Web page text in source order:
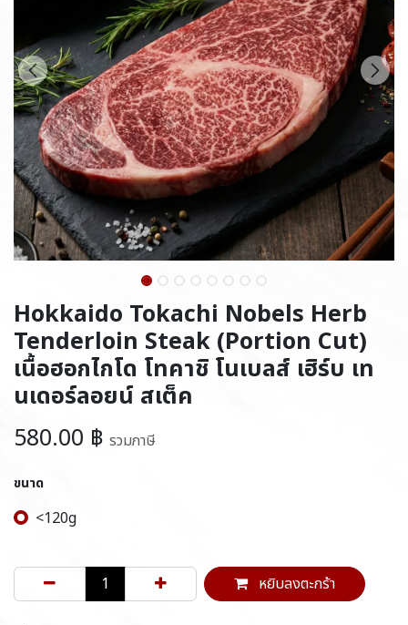
Hokkaido Tokachi Nobels Herb
Tenderloin Steak (Portion Cut)
เนื้อฮอกไกโด โทคาชิ โนเบลส์ เฮิร์บ เท
นเดอร์ลอยน์ สเต็ค
580.00 ฿ รวมภาษี
ขนาด
<120g
หยิบลงตะกร้า